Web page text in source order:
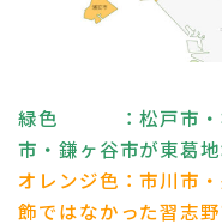
緑色 ：松戸市・柏
市・鎌ヶ谷市が東葛地
オレンジ色：市川市
飾ではなかった習志